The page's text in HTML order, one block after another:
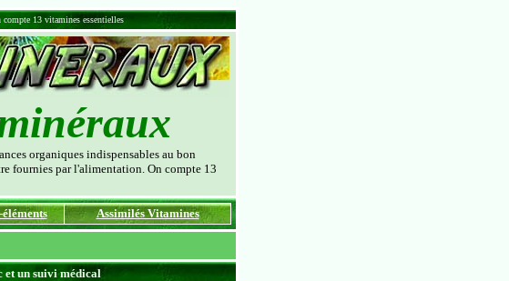
13 vitamines essentielles
organiques indispensables au bon
fournies par l'alimentation. On compte 13
Assimilés Vitamines
et un suivi médical